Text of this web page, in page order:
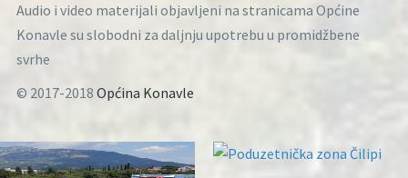
Audio i video materijali objavljeni na stranicama Općine
Konavle su slobodni za daljnju upotrebu u promidžbene
svrhe
© 2017-2018 Općina Konavle